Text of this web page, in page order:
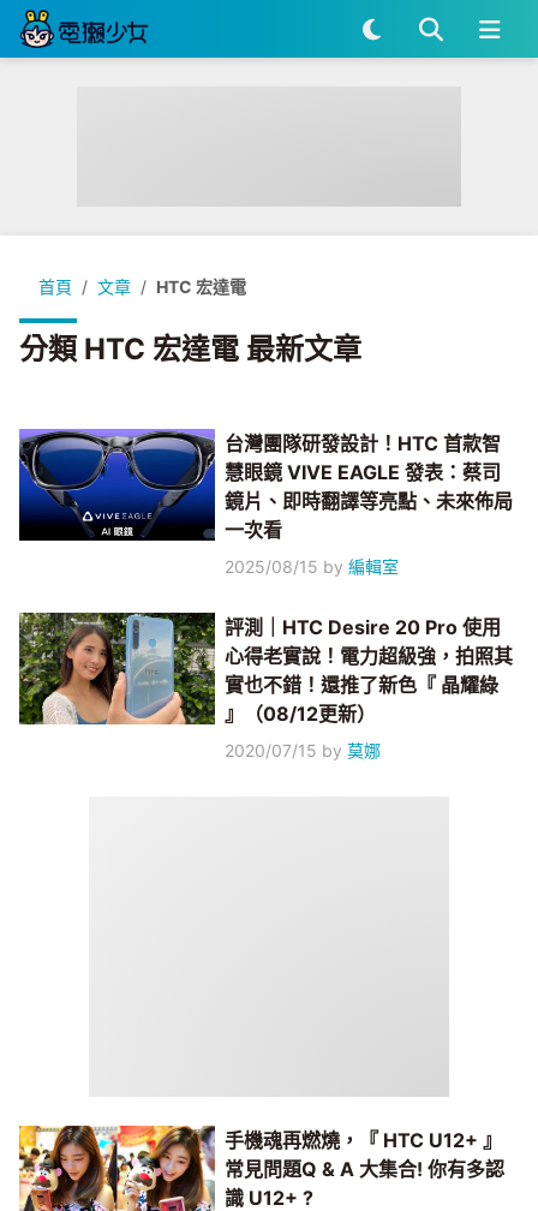
首頁 文章 HTC 宏達電
分類 HTC 宏達電 最新文章
台灣團隊研發設計！HTC 首款智
慧眼鏡 VIVE EAGLE 發表：蔡司
鏡片、即時翻譯等亮點、未來佈局
一次看
2025/08/15 by編輯室
評測｜HTC Desire 20 Pro 使用
心得老實說！電力超級強，拍照其
實也不錯！還推了新色『 晶耀綠
』（08/12更新）
2020/07/15 by莫娜
手機魂再燃燒，『 HTC U12+ 』
常見問題Q & A 大集合! 你有多認
識 U12+ ?